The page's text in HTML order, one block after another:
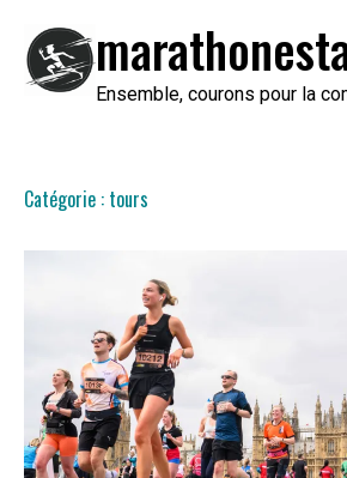
contenu
Ensemble, courons pour la
Catégorie : tours